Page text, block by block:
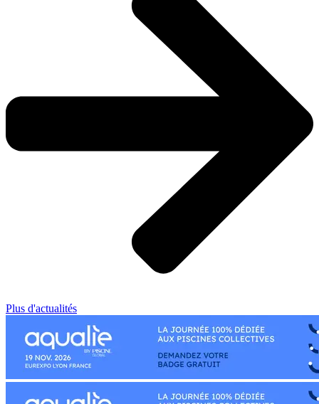
Plus d'actualités